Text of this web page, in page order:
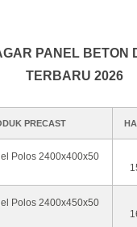
PANEL BETON
TERBARU 2026
PRECAST
Polos 2400x400x50
Polos 2400x450x50